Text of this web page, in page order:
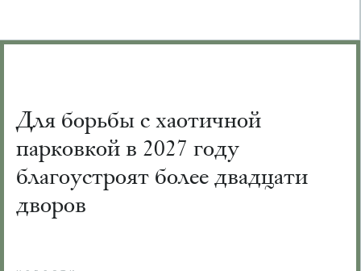
Для борьбы с хаотичной
парковкой в 2027 году
благоустроят более двадцати
дворов